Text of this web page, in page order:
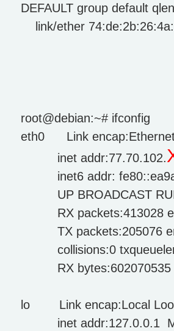
DEFAULT group default
link/ether
root@debian:~# ifconfig
eth0 Link
inet addr:77.70.102.
inet6 addr:
UP BROADCAST
RX packets:413028
TX packets:205076
collisions:0
RX bytes:602070535
lo Link encap:Local
inet addr:127.0.0.1